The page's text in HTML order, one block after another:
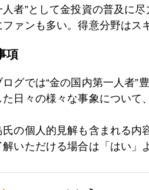
年04月17日 初心者向け原稿
年04月16日 原油は１００ド
人者”として金投資の普及に
ファンも多い。得意分野はス
項
ログでは“金の国内第一人者”
た日々の様々な事象について
氏の個人的見解も含まれる内
解いただける場合は「はい」